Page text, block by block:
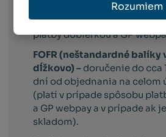
Rozumiem
pracovných dni od
území Slovenska (platí v
platby dobierkou a GP
FOFR (neštandardné balíky
dĺžkovo) – doručenie do cca
dní od objednania na celom
(platí v prípade spôsobu
a GP webpay a v prípade ak
skladom).